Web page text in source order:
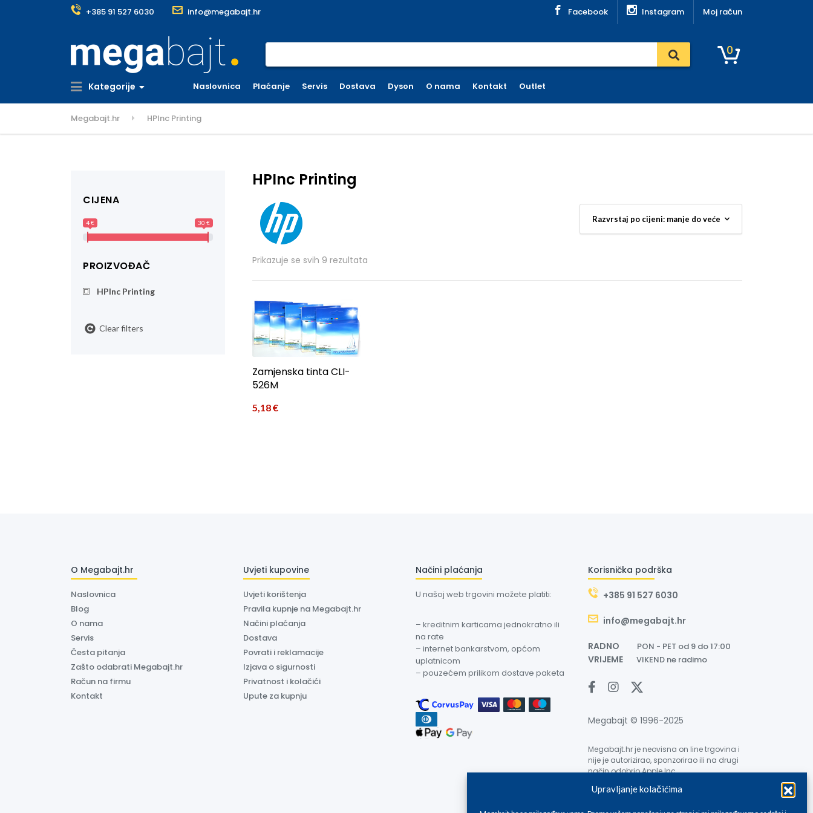
Upravljanje kolačićima
+385 91 527 6030 info@megabajt.hr Facebook Instagram Moj račun
0
Kategorije Naslovnica Plaćanje Servis Dostava Dyson O nama Kontakt Outlet
Megabajt.hr HPInc Printing
HPInc Printing
Prikazuje se svih 9 rezultata
Zamjenska tinta CLI-
526M
5,18€
CIJENA
4 € 30 €
PROIZVOĐAČ
HPInc Printing
Clear filters
O Megabajt.hr
Naslovnica
Blog
O nama
Servis
Česta pitanja
Zašto odabrati Megabajt.hr
Račun na firmu
Kontakt
Uvjeti kupovine
Uvjeti korištenja
Pravila kupnje na Megabajt.hr
Načini plaćanja
Dostava
Povrati i reklamacije
Izjava o sigurnosti
Privatnost i kolačići
Upute za kupnju
Načini plaćanja
U našoj web trgovini možete platiti:
– kreditnim karticama jednokratno ili
na rate
– internet bankarstvom, općom
uplatnicom
– pouzećem prilikom dostave paketa
Korisnička podrška
+385 91 527 6030
info@megabajt.hr
RADNO PON - PET od 9 do 17:00
VRIJEME VIKEND ne radimo
Megabajt © 1996-2025
Megabajt.hr je neovisna on line trgovina i
nije je autorizirao, sponzorirao ili na drugi
način odobrio Apple Inc.